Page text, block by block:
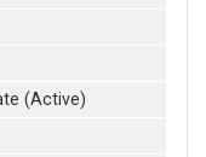
(Active)